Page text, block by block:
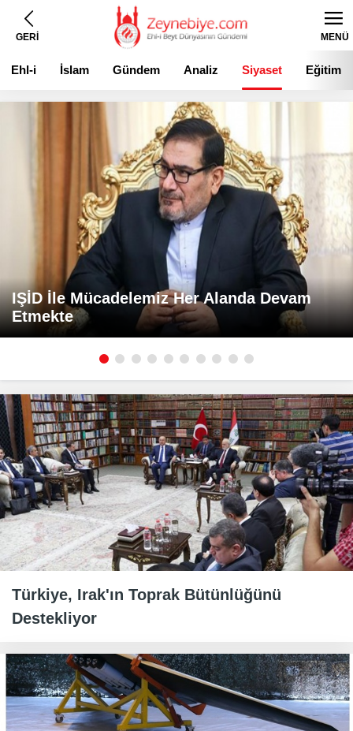
GERİ MENÜ
Ehl-i İslam Gündem Analiz Siyaset Eğitim
IŞİD İle Mücadelemiz Her Alanda Devam
Etmekte
Türkiye, Irak'ın Toprak Bütünlüğünü
Destekliyor